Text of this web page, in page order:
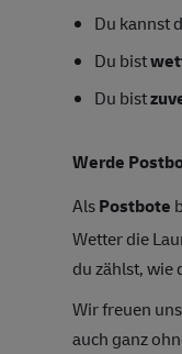
Du kannst
Du bist
Du bist
Werde
AlsPostbote
Wetter die
du zählst, wie
Wir freuen
auch ganz